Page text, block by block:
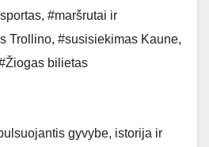
, #maršrutai ir
Trollino, #susisiekimas Kaune,
bilietas
gyvybe, istorija ir